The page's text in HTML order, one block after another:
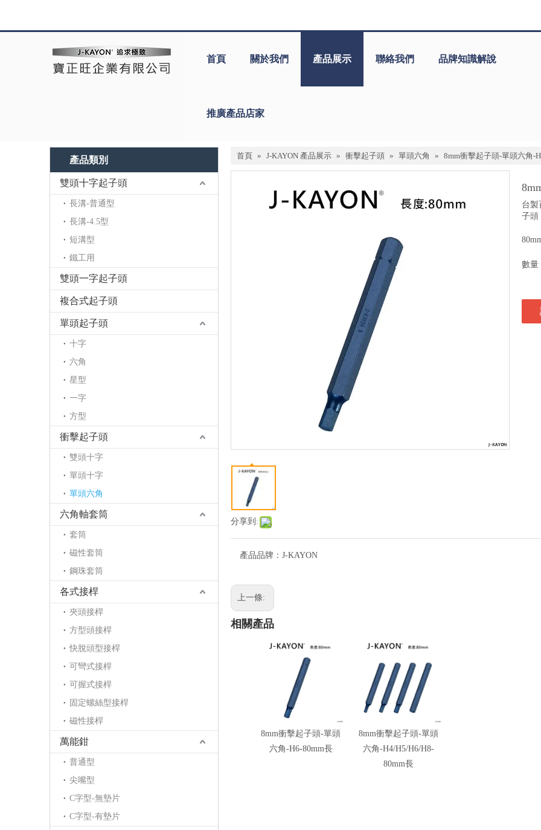
首頁 關於我們 產品展示 聯絡我們 品牌知識解說
推廣產品店家
產品類別
雙頭十字起子頭
長溝-普通型
長溝-4.5型
短溝型
鐵工用
雙頭一字起子頭
複合式起子頭
單頭起子頭
十字
六角
星型
一字
方型
衝擊起子頭
雙頭十字
單頭十字
單頭六角
六角軸套筒
套筒
磁性套筒
鋼珠套筒
各式接桿
夾頭接桿
方型頭接桿
快脫頭型接桿
可彎式接桿
可握式接桿
固定螺絲型接桿
磁性接桿
萬能鉗
普通型
尖嘴型
C字型-無墊片
C字型-有墊片
首頁 » J-KAYON 產品展示 » 衝擊起子頭 » 單頭六角 » 8mm衝擊起子頭-單頭六角-
分享到:
台製
子頭
數量
產品品牌： J-KAYON
上一條:
相關產品
8mm衝擊起子頭-單頭
六角-H6-80mm長
8mm衝擊起子頭-單頭
六角-H4/H5/H6/H8-
80mm長